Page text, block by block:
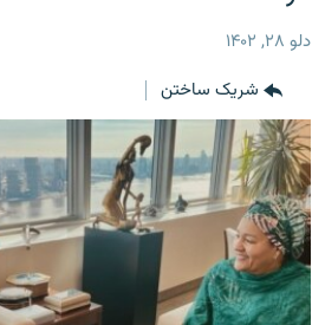
منوی
اصلی
صفحه
جستجو
مجموعه تصویری
ورزش
بحران مهاجرت
'کووید-۱۹'
تماس
دلو ۲۸, ۱۴۰۲
شریک ساختن